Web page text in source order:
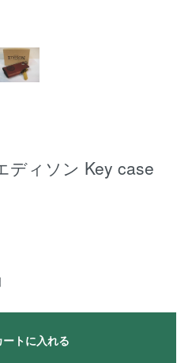
ディソン Key case
ートに入れる